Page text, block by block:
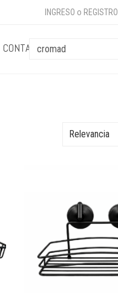
INGRESO o REGISTRO
CONTACTO
Relevancia